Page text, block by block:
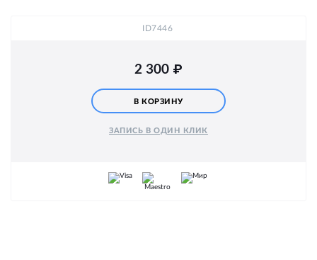
ID7446
2 300 ₽
В КОРЗИНУ
ЗАПИСЬ В ОДИН КЛИК